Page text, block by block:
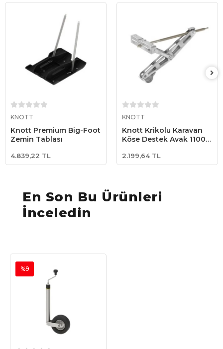
KNOTT
Knott Premium Big-Foot
Zemin Tablası
4.839,22 TL
KNOTT
Knott Krikolu Karavan
Köşe Destek Ayak 1100
2.199,64 TL
En Son Bu Ürünleri
İnceledin
%9